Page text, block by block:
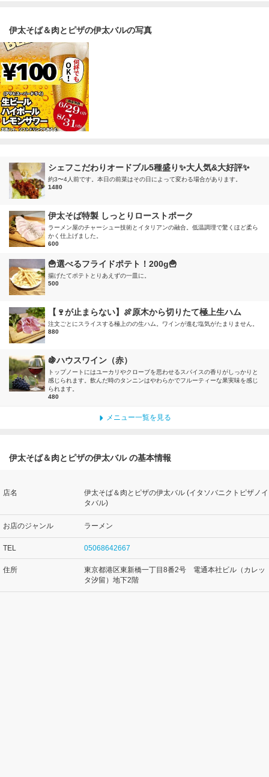
伊太そば＆肉とピザの伊太バルの写真
シェフこだわりオードブル5種盛り✨大人気&大好評✨
約3〜4人前です。本日の前菜はその日によって変わる場合があります。
1480
伊太そば特製 しっとりローストポーク
ラーメン屋のチャーシュー技術とイタリアンの融合。低温調理で驚くほど柔ら
かく仕上げました。
600
🍟選べるフライドポテト！200g🍟
揚げたてポテトとりあえずの一皿に。
500
【🍷が止まらない】🍖原木から切りたて極上生ハム
注文ごとにスライスする極上のの生ハム。ワインが進む塩気がたまりません。
880
🍇ハウスワイン（赤）
トップノートにはユーカリやクローブを思わせるスパイスの香りがしっかりと
感じられます。飲んだ時のタンニンはやわらかでフルーティーな果実味を感じ
られます。
480
メニュー一覧を見る
伊太そば＆肉とピザの伊太バル の基本情報
店名
伊太そば＆肉とピザの伊太バル (イタソバニクトピザノイ
タバル)
お店のジャンル ラーメン
TEL 05068642667
住所
東京都港区東新橋一丁目8番2号 電通本社ビル（カレッ
タ汐留）地下2階